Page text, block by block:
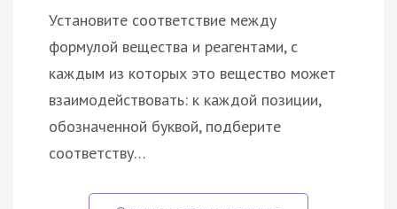
Установите соответствие между
формулой вещества и реагентами, с
каждым из которых это вещество может
взаимодействовать: к каждой позиции,
обозначенной буквой, подберите
соответству…